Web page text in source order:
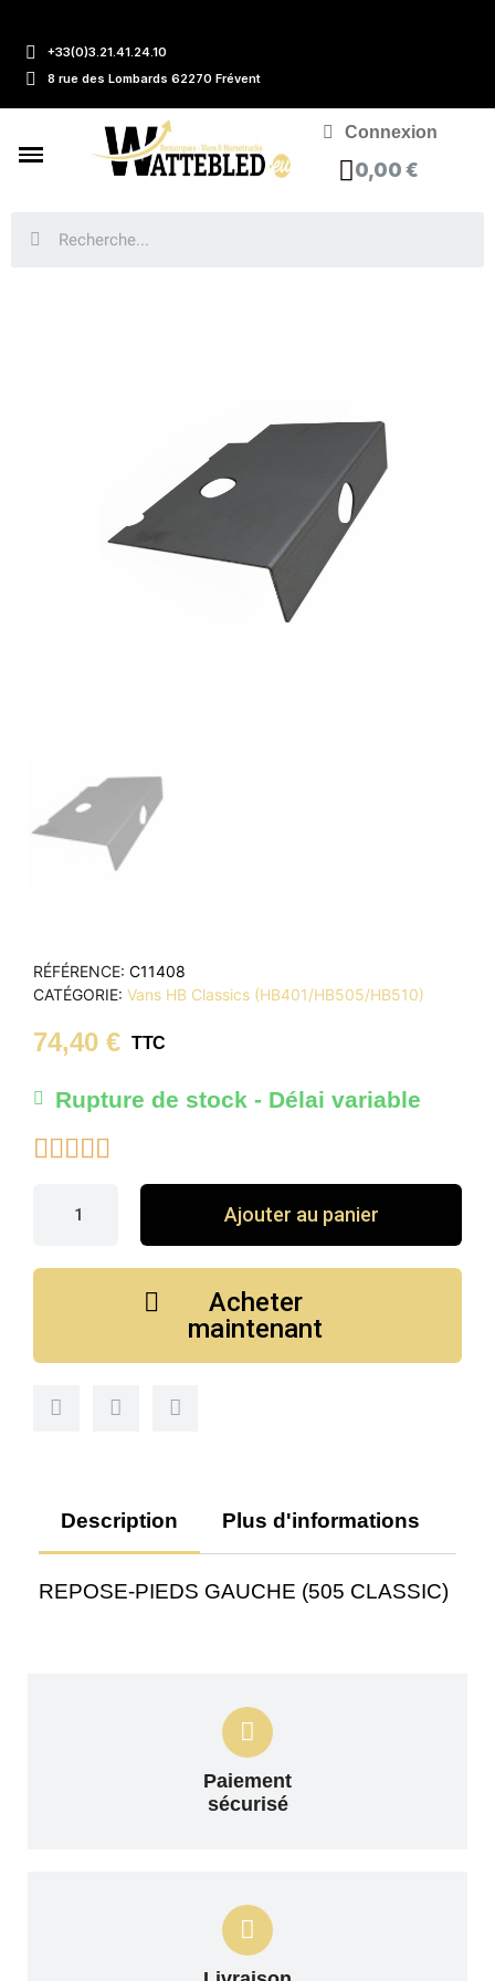
+33(0)3.21.41.24.10
8 rue des Lombards 62270 Frévent
Connexion
0,00 €
RÉFÉRENCE C11408
CATÉGORIE Vans HB Classics (HB401/HB505/HB510)
74,40 € TTC
Rupture de stock - Délai variable

Ajouter au panier
Acheter
maintenant
Description Plus d'informations
REPOSE-PIEDS GAUCHE (505 CLASSIC)
Paiement
sécurisé